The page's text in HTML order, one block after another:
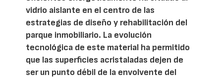
vidrio aislante en el centro de las
estrategias de diseño y rehabilitación del
parque inmobiliario. La evolución
tecnológica de este material ha permitido
que las superficies acristaladas dejen de
ser un punto débil de la envolvente del